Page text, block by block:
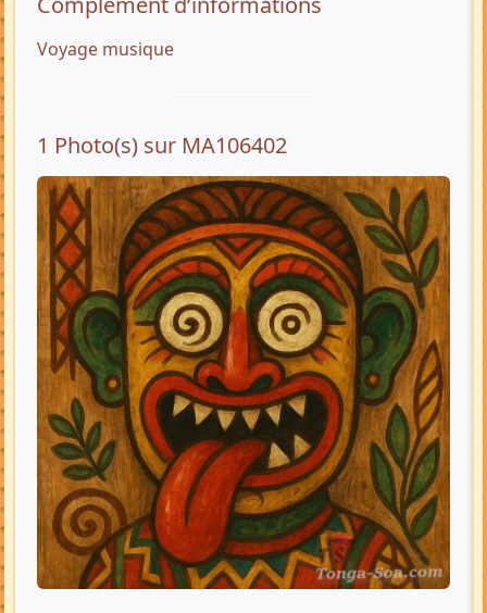
Voyage musique
1 Photo(s) sur MA106402